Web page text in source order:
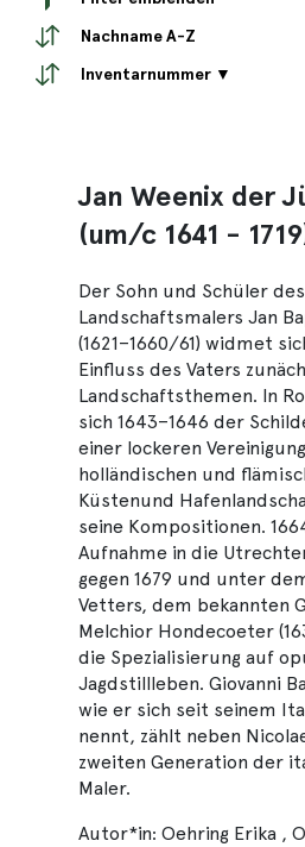
Nachname A-Z
Inventarnummer ▼
Jan Weenix der
(um/c 1641 -
Der Sohn und Schüler des
Landschaftsmalers Jan
(1621–1660/61) widmet
Einfluss des Vaters
Landschaftsthemen. In
sich 1643–1646 der
einer lockeren
holländischen und
Küstenund
seine Kompositionen.
Aufnahme in die
gegen 1679 und unter
Vetters, dem bekannten
Melchior Hondecoeter
die Spezialisierung auf
Jagdstillleben. Giovanni
wie er sich seit seinem
nennt, zählt neben
zweiten Generation der
Maler.
Autor*in: Oehring Erika ,